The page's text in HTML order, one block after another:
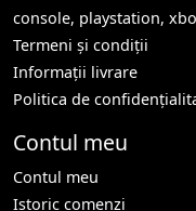
console, playstation,
Termeni și condiții
Informații livrare
Politica de
Contul meu
Contul meu
Istoric comenzi